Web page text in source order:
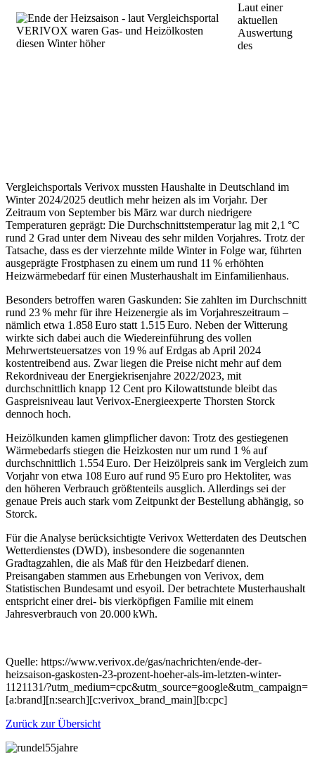
Laut einer
aktuellen
Auswertung
des
Vergleichsportals Verivox mussten Haushalte in Deutschland im
Winter 2024/2025 deutlich mehr heizen als im Vorjahr. Der
Zeitraum von September bis März war durch niedrigere
Temperaturen geprägt: Die Durchschnittstemperatur lag mit 2,1 °C
rund 2 Grad unter dem Niveau des sehr milden Vorjahres. Trotz der
Tatsache, dass es der vierzehnte milde Winter in Folge war, führten
ausgeprägte Frostphasen zu einem um rund 11 % erhöhten
Heizwärmebedarf für einen Musterhaushalt im Einfamilienhaus.
Besonders betroffen waren Gaskunden: Sie zahlten im Durchschnitt
rund 23 % mehr für ihre Heizenergie als im Vorjahreszeitraum –
nämlich etwa 1.858 Euro statt 1.515 Euro. Neben der Witterung
wirkte sich dabei auch die Wiedereinführung des vollen
Mehrwertsteuersatzes von 19 % auf Erdgas ab April 2024
kostentreibend aus. Zwar liegen die Preise nicht mehr auf dem
Rekordniveau der Energiekrisenjahre 2022/2023, mit
durchschnittlich knapp 12 Cent pro Kilowattstunde bleibt das
Gaspreisniveau laut Verivox-Energieexperte Thorsten Storck
dennoch hoch.
Heizölkunden kamen glimpflicher davon: Trotz des gestiegenen
Wärmebedarfs stiegen die Heizkosten nur um rund 1 % auf
durchschnittlich 1.554 Euro. Der Heizölpreis sank im Vergleich zum
Vorjahr von etwa 108 Euro auf rund 95 Euro pro Hektoliter, was
den höheren Verbrauch größtenteils ausglich. Allerdings sei der
genaue Preis auch stark vom Zeitpunkt der Bestellung abhängig, so
Storck.
Für die Analyse berücksichtigte Verivox Wetterdaten des Deutschen
Wetterdienstes (DWD), insbesondere die sogenannten
Gradtagzahlen, die als Maß für den Heizbedarf dienen.
Preisangaben stammen aus Erhebungen von Verivox, dem
Statistischen Bundesamt und esyoil. Der betrachtete Musterhaushalt
entspricht einer drei- bis vierköpfigen Familie mit einem
Jahresverbrauch von 20.000 kWh.
Quelle: https://www.verivox.de/gas/nachrichten/ende-der-
heizsaison-gaskosten-23-prozent-hoeher-als-im-letzten-winter-
1121131/?utm_medium=cpc&utm_source=google&utm_campaign=
[a:brand][n:search][c:verivox_brand_main][b:cpc]
Zurück zur Übersicht